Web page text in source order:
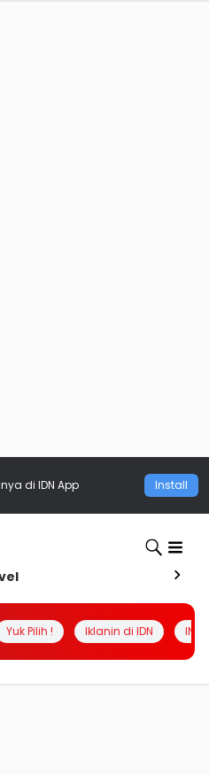
di IDN App Install
Yuk Pilih ! Iklanin di IDN